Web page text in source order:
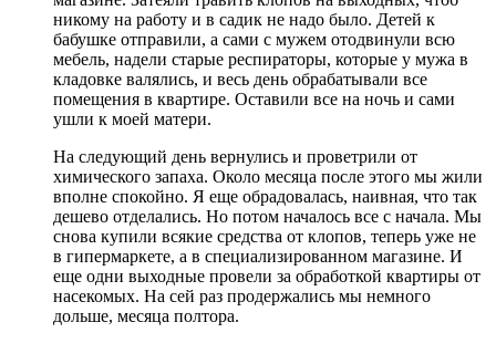
никому на работу и в садик не надо было. Детей к
бабушке отправили, а сами с мужем отодвинули всю
мебель, надели старые респираторы, которые у мужа в
кладовке валялись, и весь день обрабатывали все
помещения в квартире. Оставили все на ночь и сами
ушли к моей матери.
На следующий день вернулись и проветрили от
химического запаха. Около месяца после этого мы жили
вполне спокойно. Я еще обрадовалась, наивная, что так
дешево отделались. Но потом началось все с начала. Мы
снова купили всякие средства от клопов, теперь уже не
в гипермаркете, а в специализированном магазине. И
еще одни выходные провели за обработкой квартиры от
насекомых. На сей раз продержались мы немного
дольше, месяца полтора.